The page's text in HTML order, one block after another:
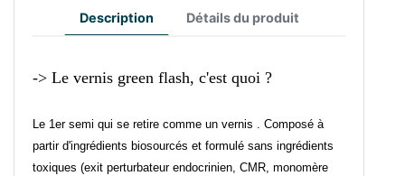
Description Détails du produit
-> Le vernis green flash, c'est quoi ?
Le 1er semi qui se retire comme un vernis . Composé à
partir d'ingrédients biosourcés et formulé sans ingrédients
toxiques (exit perturbateur endocrinien, CMR, monomère